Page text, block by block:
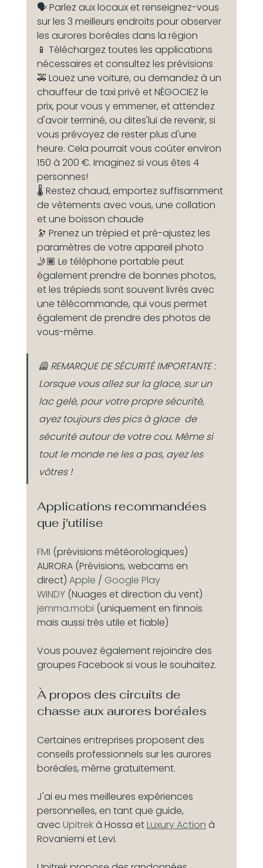
🗣️ Parlez aux locaux et renseignez-vous
sur les 3 meilleurs endroits pour observer
les aurores boréales dans la région
📱 Téléchargez toutes les applications
nécessaires et consultez les prévisions
🚕 Louez une voiture, ou demandez à un
chauffeur de taxi privé et NÉGOCIEZ le
prix, pour vous y emmener, et attendez
d'avoir terminé, ou dites'lui de revenir, si
vous prévoyez de rester plus d'une
heure. Cela pourrait vous coûter environ
150 à 200 €. Imaginez si vous êtes 4
personnes!
🌡️ Restez chaud, emportez suffisamment
de vêtements avec vous, une collation
et une boisson chaude
🔭 Prenez un trépied et pré-ajustez les
paramètres de votre appareil photo
🤳🏾 Le téléphone portable peut
également prendre de bonnes photos,
et les trépieds sont souvent livrés avec
une télécommande, qui vous permet
également de prendre des photos de
vous-même.
🦺 REMARQUE DE SÉCURITÉ IMPORTANTE :
Lorsque vous allez sur la glace, sur un
lac gelé, pour votre propre sécurité,
ayez toujours des pics à glace  de
sécurité autour de votre cou. Même si
tout le monde ne les a pas, ayez les
vôtres !
Applications recommandées
que j'utilise
FMI (prévisions météorologiques)
AURORA (Prévisions, webcams en
direct) Apple / Google Play
WINDY (Nuages et direction du vent)
jemma.mobi (uniquement en finnois
mais aussi très utile et fiable)
Vous pouvez également rejoindre des
groupes Facebook si vous le souhaitez.
À propos des circuits de
chasse aux aurores boréales
Certaines entreprises proposent des
conseils professionnels sur les aurores
boréales, même gratuitement.
J'ai eu mes meilleures expériences
personnelles, en tant que guide,
avec Upitrek à Hossa et Luxury Action à
Rovaniemi et Levi.